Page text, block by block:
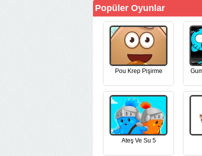
Popüler Oyunlar
Pou Krep Pişirme
Ateş Ve Su 5